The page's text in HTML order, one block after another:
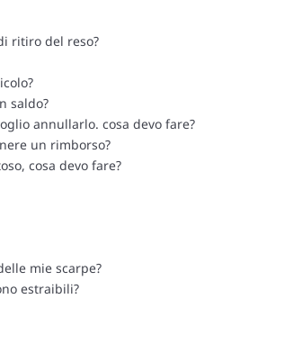
ritiro del reso?
saldo?
annullarlo. cosa devo fare?
un rimborso?
cosa devo fare?
mie scarpe?
estraibili?